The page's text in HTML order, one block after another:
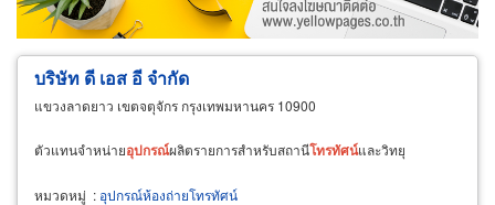
ผู้ส่งออก/นำเข้า
ธุรกิจบริการ
บริษัท ดี เอส อี จำกัด
แขวงลาดยาว เขตจตุจักร กรุงเทพมหานคร 10900
ตัวแทนจำหน่ายอุปกรณ์ผลิตรายการสำหรับสถานีโทรทัศน์และวิทยุ
หมวดหมู่ : อุปกรณ์ห้องถ่ายโทรทัศน์